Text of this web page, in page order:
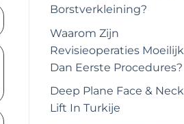
Borstverkleining?
Waarom Zijn
Revisieoperaties
Dan Eerste Procedures?
Deep Plane Face & Neck
Lift In Turkije